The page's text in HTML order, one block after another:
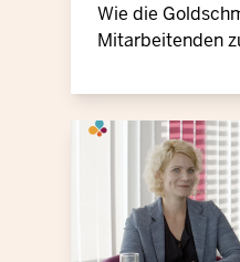
Wie die
Mitarbeitenden